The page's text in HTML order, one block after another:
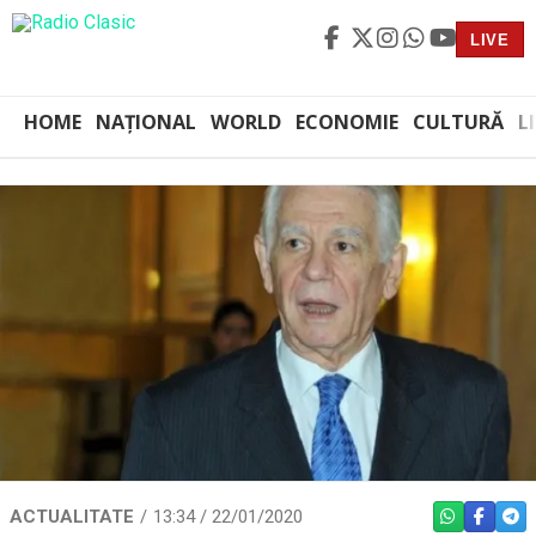
LIVE
HOME NAȚIONAL WORLD ECONOMIE CULTURĂ
ACTUALITATE 13:34 / 22/01/2020 WHATSAPP